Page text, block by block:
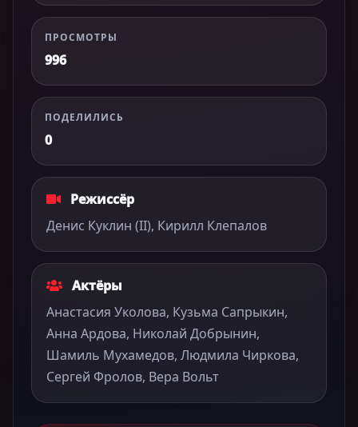
ПРОСМОТРЫ
996
ПОДЕЛИЛИСЬ
0
Режиссёр
Денис Куклин (II), Кирилл Клепалов
Актёры
Анастасия Уколова, Кузьма Сапрыкин,
Анна Ардова, Николай Добрынин,
Шамиль Мухамедов, Людмила Чиркова,
Сергей Фролов, Вера Вольт